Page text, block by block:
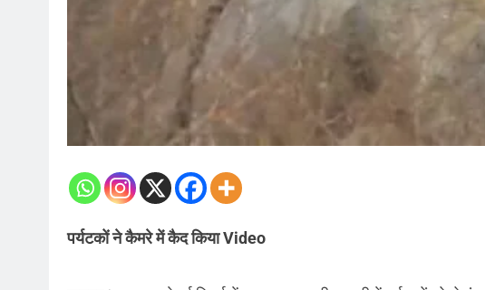
पर्यटकों ने कैमरे में कैद किया Video